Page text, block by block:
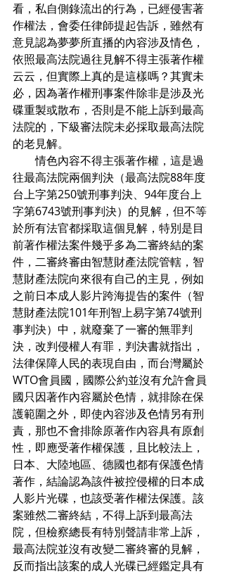
看，私自側錄流出的行為，已經侵害著
作權法，會委任律師提起告訴，雖然有
意見認為夢夢所直播的內容涉及情色，
依照最高法院過往見解不得主張著作權
云云，但實際上真的是這樣嗎？其實未
必，因為著作權刑事案件除非是涉及光
碟重製或散布，否則是不能上訴到最高
法院的，下級審法院未必採取最高法院
的老見解。
情色內容不得主張著作權，這是過
往最高法院兩個判決（最高法院88年度
台上字第250號刑事判決、94年度台上
字第6743號刑事判決）的見解，但不等
於所有法官都採取這個見解，特別是目
前著作權法案件幾乎多為二審終結的案
件，二審終審由智慧財產法院管轄，智
慧財產法院向來很有自己的主見，例如
之前日本成人影片跨海提告的案件（智
慧財產法院101年刑智上易字第74號刑
事判決）中，就廢棄了一審的無罪判
決，改判侵權人有罪，判決書就指出，
法律保障人民的表現自由，而台灣屬於
WTO會員國，國際公約並沒有允許會員
國只因著作內容屬於色情，就排除在保
護範圍之外，即使內容涉及色情另有刑
責，那也不會排除原著作內容具有原創
性，即應受著作權保護，且比較法上，
日本、大陸地區、德國也都有保護色情
著作，結論認為該件被控侵權的日本成
人影片光碟，也該受著作權法保護。該
案雖然二審終結，不得上訴到最高法
院，但檢察總長有特別聲請非常上訴，
最高法院並沒有改變二審終審的見解，
反而指出該案的成人光碟已經鑑定具有